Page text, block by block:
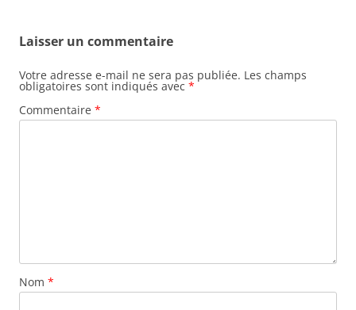
Laisser un commentaire
Votre adresse e-mail ne sera pas publiée. Les champs
obligatoires sont indiqués avec *
Commentaire *
Nom *